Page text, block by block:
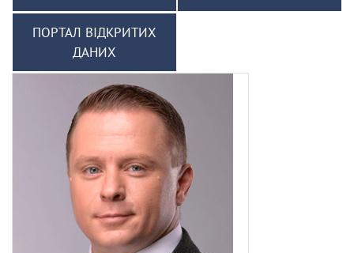
ПОРТАЛ ВІДКРИТИХ
ДАНИХ